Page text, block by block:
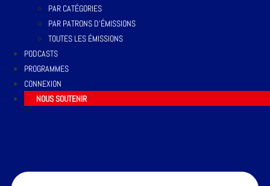
PAR CATÉGORIES
PAR PATRONS D’ÉMISSIONS
TOUTES LES ÉMISSIONS
PODCASTS
PROGRAMMES
CONNEXION
NOUS SOUTENIR